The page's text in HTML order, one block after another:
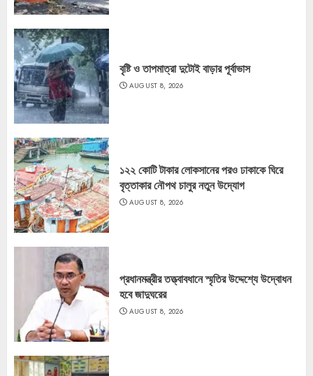
বৃষ্টি ও তাপমাত্রা দুটোই বাড়ার পূর্বাভাস
AUGUST 8, 2026
১২২ কোটি টাকার লোকসানের পরও ঢাকাকে ঘিরে
বৃত্তাকার নৌপথ চালুর নতুন উদ্যোগ
AUGUST 8, 2026
প্রধানমন্ত্রীর তত্ত্বাবধানে স্মৃতির উদ্দেশ্যে উদ্বোধন
হবে জাদুঘরের
AUGUST 8, 2026